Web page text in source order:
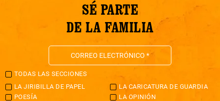
SÉ PARTE
DE LA FAMILIA
TODAS LAS SECCIONES
LA JIRIBILLA DE PAPEL
LA CARICATURA DE GUARDIA
POESÍA
LA OPINIÓN